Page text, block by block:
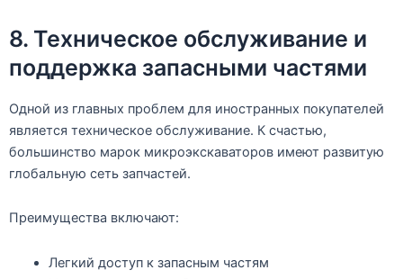
8. Техническое обслуживание и
поддержка запасными частями
Одной из главных проблем для иностранных покупателей
является техническое обслуживание. К счастью,
большинство марок микроэкскаваторов имеют развитую
глобальную сеть запчастей.
Преимущества включают:
Легкий доступ к запасным частям